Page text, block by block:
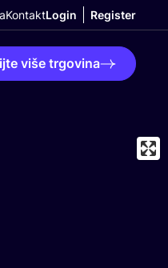
KontaktLogin Register
više trgovina